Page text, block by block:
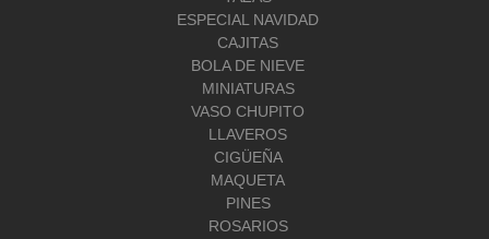
ESPECIAL NAVIDAD
CAJITAS
BOLA DE NIEVE
MINIATURAS
VASO CHUPITO
LLAVEROS
CIGÜEÑA
MAQUETA
PINES
ROSARIOS